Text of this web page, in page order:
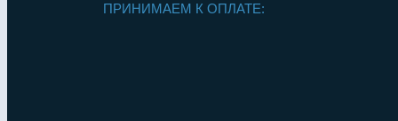
ПРИНИМАЕМ К ОПЛАТЕ: